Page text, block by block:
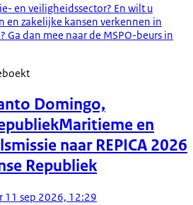
en veiligheidssector? En wilt u
en zakelijke kansen verkennen in
Ga dan mee naar de MSPO-beurs in
Domingo,
Maritieme en
naar REPICA 2026
Republiek
11 sep 2026, 12:29